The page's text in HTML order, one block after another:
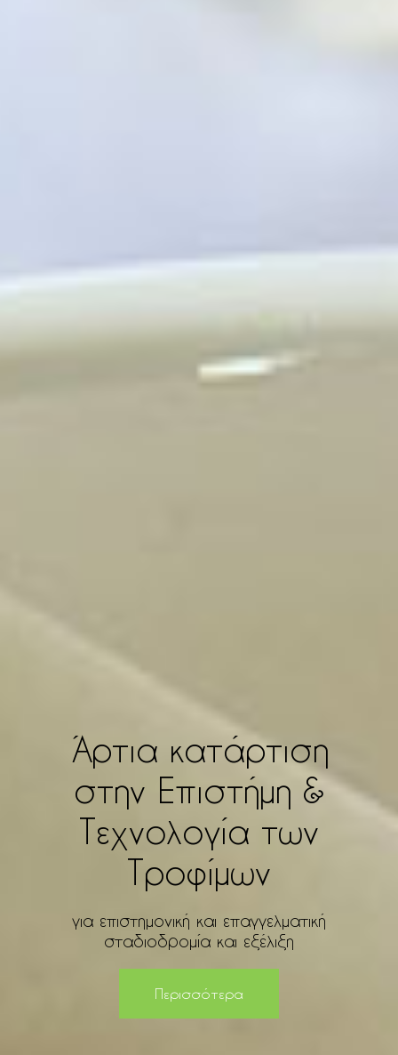
Άρτια κατάρτιση
στην Επιστήμη &
Τεχνολογία των
Τροφίμων
για επιστημονική και επαγγελματική
σταδιοδρομία και εξέλιξη
Περισσότερα